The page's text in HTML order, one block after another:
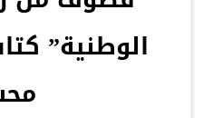
الوطنية”